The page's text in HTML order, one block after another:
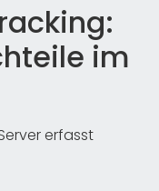
im
erfasst